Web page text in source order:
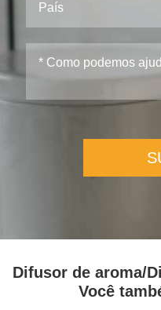
Difusor de aroma/
Você